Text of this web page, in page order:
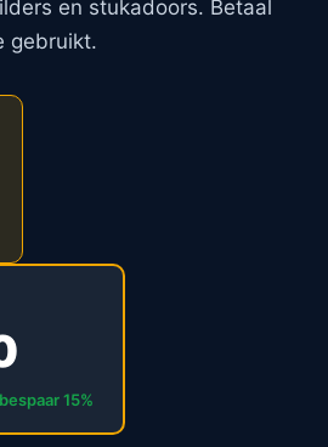
en stukadoors. Betaal
gebruikt.
15%